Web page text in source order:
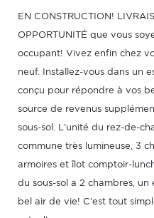
EN CONSTRUCTION!
OPPORTUNITÉ que vous
occupant! Vivez enfin chez
neuf. Installez-vous dans un
conçu pour répondre à vos
source de revenus
sous-sol. L'unité du rez-de-
commune très lumineuse, 3
armoires et îlot comptoir-
du sous-sol a 2 chambres,
bel air de vie! C'est tout